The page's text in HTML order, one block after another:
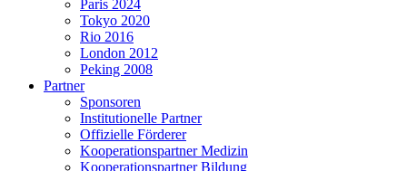
Paris 2024
Tokyo 2020
Rio 2016
London 2012
Peking 2008
Partner
Sponsoren
Institutionelle Partner
Offizielle Förderer
Kooperationspartner Medizin
Kooperationspartner Bildung